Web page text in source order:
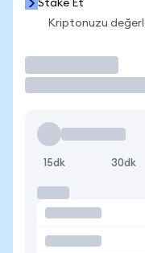
Stake Et
Kriptonuzu
15dk 30dk